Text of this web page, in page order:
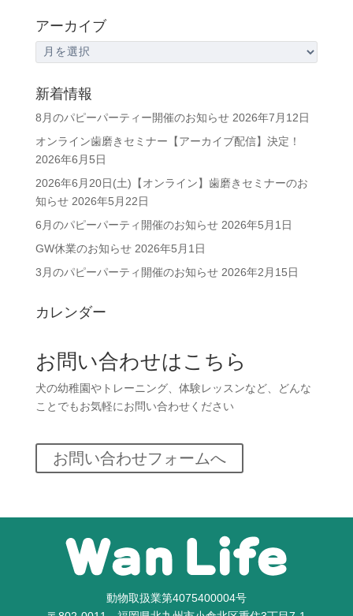
アーカイブ
ー
カ
イ
ブ
新着情報
8月のパピーパーティー開催のお知らせ 2026年7月12日
オンライン歯磨きセミナー【アーカイブ配信】決定！
2026年6月5日
2026年6月20日(土)【オンライン】歯磨きセミナーのお
知らせ 2026年5月22日
6月のパピーパーティ開催のお知らせ 2026年5月1日
GW休業のお知らせ 2026年5月1日
3月のパピーパーティ開催のお知らせ 2026年2月15日
カレンダー
お問い合わせはこちら
犬の幼稚園やトレーニング、体験レッスンなど、どんな
ことでもお気軽にお問い合わせください
お問い合わせフォームへ
動物取扱業第4075400004号